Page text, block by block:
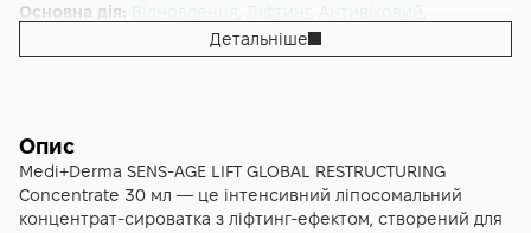
Основна дія: Відновлення Ліфтинг Антивіковий
Зволоження
Форма випуску:Сироватка
Serum 30 мл
Детальніше
Опис
Medi+Derma SENS-AGE LIFT GLOBAL RESTRUCTURING
Concentrate 30 мл — це інтенсивний ліпосомальний
концентрат-сироватка з ліфтинг-ефектом, створений для